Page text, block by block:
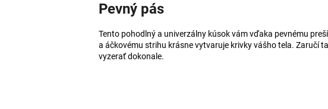
Pevný pás
Tento pohodlný a univerzálny kúsok vám vďaka pevnému
a áčkovému strihu krásne vytvaruje krivky vášho tela. Zaručí
vyzerať dokonale.